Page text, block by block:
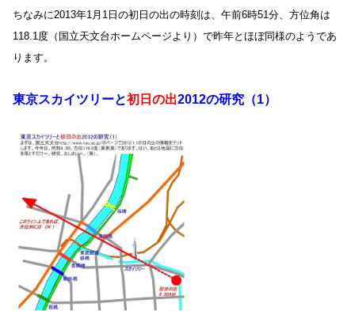
ちなみに2013年1月1日の初日の出の時刻は、午前6時51分、方位角は
118.1度（国立天文台ホームページより）で昨年とほぼ同様のようであ
ります。
東京スカイツリーと初日の出2012の研究（1）